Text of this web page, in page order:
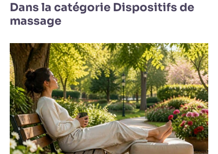
Dans la catégorie Dispositifs de
massage